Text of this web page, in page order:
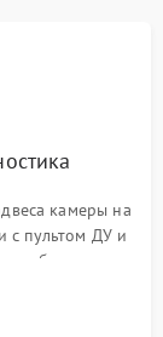
камеры на
с пультом ДУ и
через